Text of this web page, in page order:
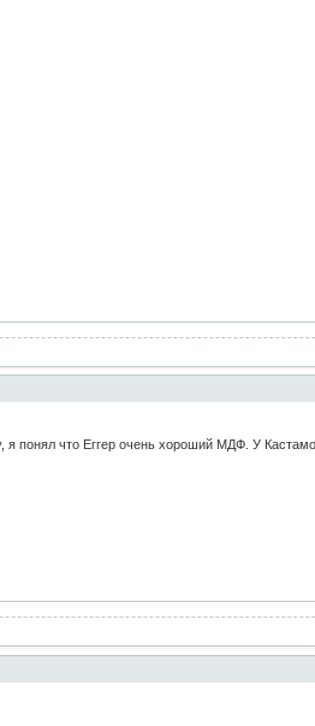
я понял что Еггер очень хороший МДФ. У